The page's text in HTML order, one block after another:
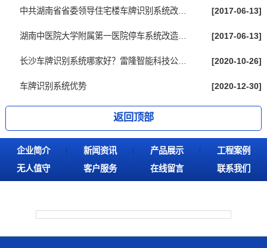
中共湖南省省委领导住宅楼车牌识别系统改造... [2017-06-13]
湖南中医院大学附属第一医院停车系统改造完... [2017-06-13]
长沙车牌识别系统哪家好？雷隆智能科技公司... [2020-10-26]
车牌识别系统优势 [2020-12-30]
返回顶部
企业简介 新闻资讯 产品展示
工程案例
无人值守
客户服务 在线留言 联系我们